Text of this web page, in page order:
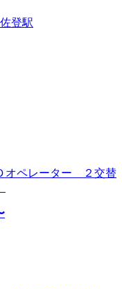
登駅
オペレーター ２交替